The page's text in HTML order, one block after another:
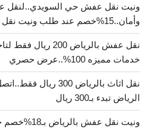
ونيت نقل عفش حي السويدي..لنقل
وأمان..15%خصم عند طلب ونيت نقل عفش حي السويدي
نقل عفش بالرياض
خدمات مميزه 100%..عرض حصري
نقل اثاث بالرياض
الرياض تبدء بـ300 ريال
ونيت نقل عفش